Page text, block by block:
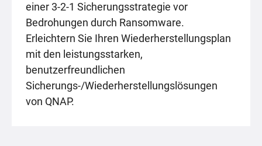
einer 3-2-1 Sicherungsstrategie vor
Bedrohungen durch Ransomware.
Erleichtern Sie Ihren Wiederherstellungsplan
mit den leistungsstarken,
benutzerfreundlichen
Sicherungs-/Wiederherstellungslösungen
von QNAP.